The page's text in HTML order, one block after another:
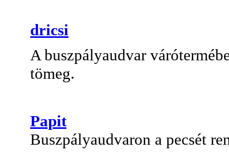
dricsi
A buszpályaudvar
tömeg.
Papit
Buszpályaudvaron a pecsét